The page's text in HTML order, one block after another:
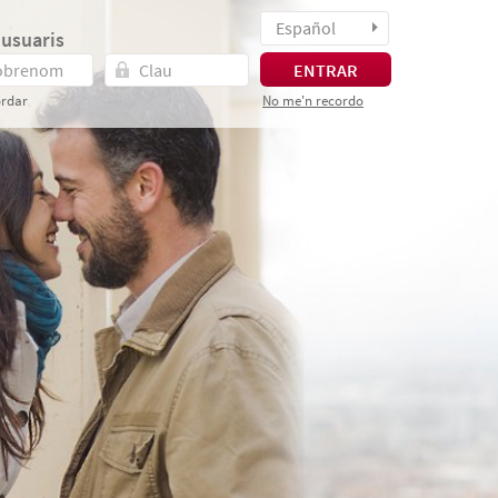
Español
ENTRAR
No me'n recordo